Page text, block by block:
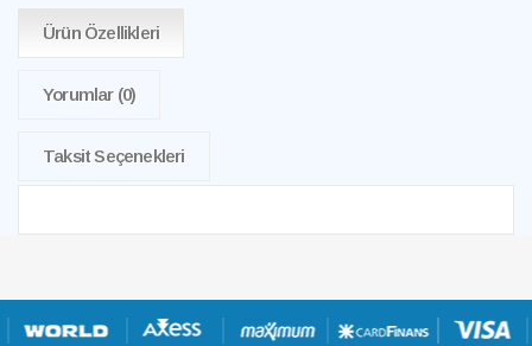
Ürün Özellikleri
Yorumlar (0)
Taksit Seçenekleri